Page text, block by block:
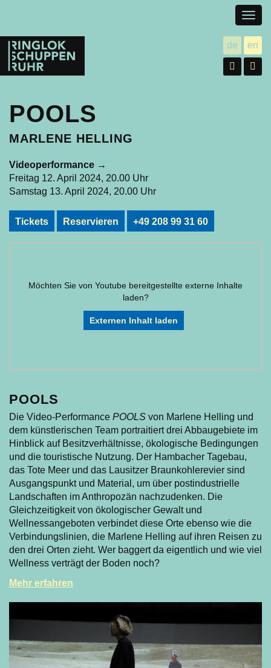
Ringlokschuppen
Ruhr
de utsch
en
POOLS
MARLENE HELLING
Videoperformance →
Freitag 12. April 2024, 20.00 Uhr
Samstag 13. April 2024, 20.00 Uhr
Tickets Reservieren +49 208 99 31 60
Möchten Sie von Youtube bereitgestellte externe Inhalte
laden?
Externen Inhalt laden
POOLS
Die Video-Performance POOLS von Marlene Helling und
dem künstlerischen Team portraitiert drei Abbaugebiete im
Hinblick auf Besitzverhältnisse, ökologische Bedingungen
und die touristische Nutzung. Der Hambacher Tagebau,
das Tote Meer und das Lausitzer Braunkohlerevier sind
Ausgangspunkt und Material, um über postindustrielle
Landschaften im Anthropozän nachzudenken. Die
Gleichzeitigkeit von ökologischer Gewalt und
Wellnessangeboten verbindet diese Orte ebenso wie die
Verbindungslinien, die Marlene Helling auf ihren Reisen zu
den drei Orten zieht. Wer baggert da eigentlich und wie viel
Wellness verträgt der Boden noch?
Mehr erfahren